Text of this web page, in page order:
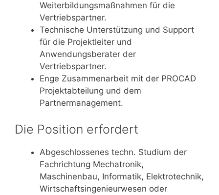
Weiterbildungsmaßnahmen für die
Vertriebspartner.
Technische Unterstützung und Support
für die Projektleiter und
Anwendungsberater der
Vertriebspartner.
Enge Zusammenarbeit mit der PROCAD
Projektabteilung und dem
Partnermanagement.
Die Position erfordert
Abgeschlossenes techn. Studium der
Fachrichtung Mechatronik,
Maschinenbau, Informatik, Elektrotechnik,
Wirtschaftsingenieurwesen oder